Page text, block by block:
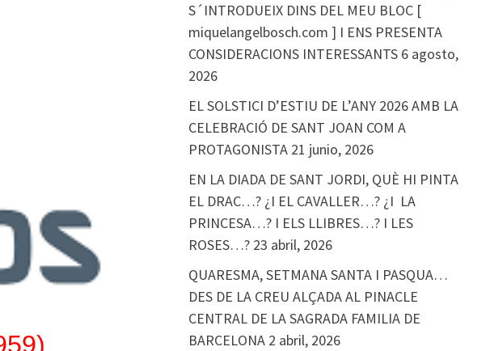
S´INTRODUEIX DINS DEL MEU BLOC [
miquelangelbosch.com ] I ENS PRESENTA
CONSIDERACIONS INTERESSANTS 6 agosto,
2026
EL SOLSTICI D’ESTIU DE L’ANY 2026 AMB LA
CELEBRACIÓ DE SANT JOAN COM A
PROTAGONISTA 21 junio, 2026
EN LA DIADA DE SANT JORDI, QUÈ HI PINTA
EL DRAC…? ¿I EL CAVALLER…? ¿I LA
PRINCESA…? I ELS LLIBRES…? I LES
ROSES…? 23 abril, 2026
QUARESMA, SETMANA SANTA I PASQUA…
DES DE LA CREU ALÇADA AL PINACLE
CENTRAL DE LA SAGRADA FAMILIA DE
BARCELONA 2 abril, 2026